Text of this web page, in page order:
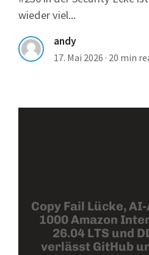
wieder viel...
andy
17. Mai 2026 · 20 min
Copy Fail Lücke,
1000 Amazon
26.04 LTS und
verlässt GitHub